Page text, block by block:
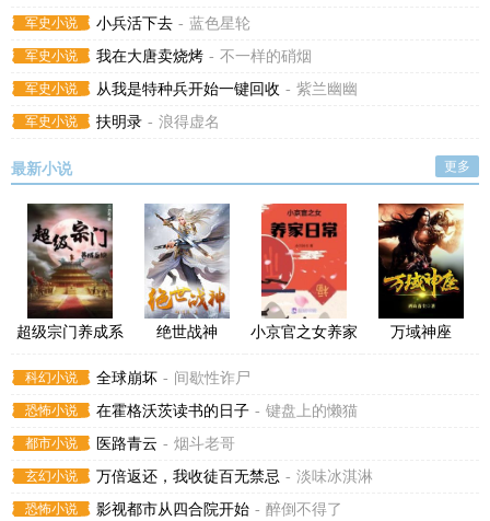
军史小说 小兵活下去 - 蓝色星轮
军史小说 我在大唐卖烧烤 - 不一样的硝烟
军史小说 从我是特种兵开始一键回收 - 紫兰幽幽
军史小说 扶明录 - 浪得虚名
最新小说 更多
超级宗门养成系
绝世战神
小京官之女养家
万域神座
科幻小说 全球崩坏 - 间歇性诈尸
恐怖小说 在霍格沃茨读书的日子 - 键盘上的懒猫
都市小说 医路青云 - 烟斗老哥
玄幻小说 万倍返还，我收徒百无禁忌 - 淡味冰淇淋
恐怖小说 影视都市从四合院开始 - 醉倒不得了